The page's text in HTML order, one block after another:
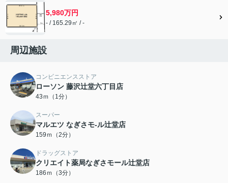
5,980万円
- / 165.29㎡ / -
周辺施設
コンビニエンスストア
ローソン 藤沢辻堂六丁目店
43ｍ（1分）
スーパー
マルエツ なぎさモ-ル辻堂店
159ｍ（2分）
ドラッグストア
クリエイト薬局なぎさモール辻堂店
186ｍ（3分）